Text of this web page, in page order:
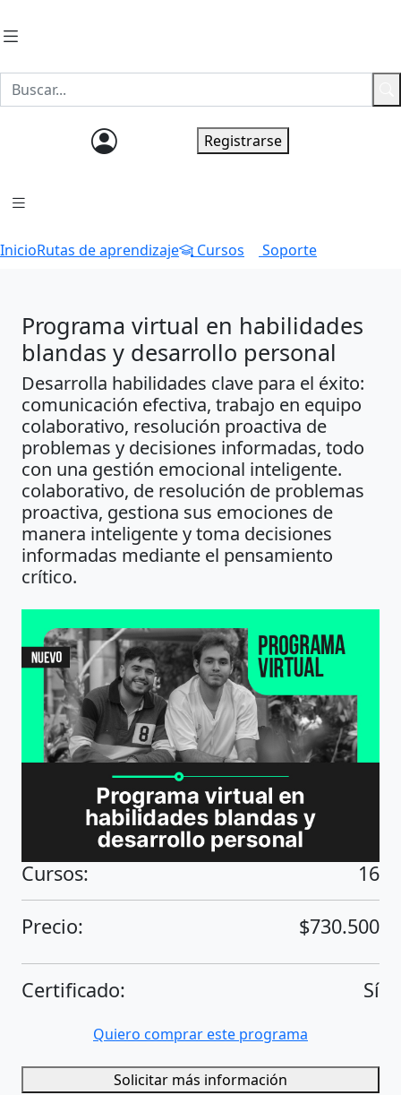
Registrarse
InicioRutas de aprendizaje Cursos Soporte
Programa virtual en habilidades
blandas y desarrollo personal
Desarrolla habilidades clave para el éxito:
comunicación efectiva, trabajo en equipo
colaborativo, resolución proactiva de
problemas y decisiones informadas, todo
con una gestión emocional inteligente.
colaborativo, de resolución de problemas
proactiva, gestiona sus emociones de
manera inteligente y toma decisiones
informadas mediante el pensamiento
crítico.
Cursos: 16
Precio: $730.500
Certificado: Sí
Quiero comprar este programa
Solicitar más información